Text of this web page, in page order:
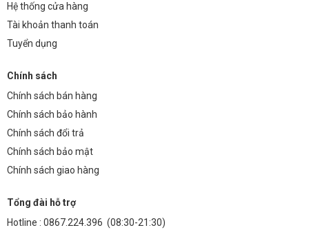
Hệ thống cửa hàng
Tài khoản thanh toán
Tuyển dụng
Chính sách
Chính sách bán hàng
Chính sách bảo hành
Chính sách đổi trả
Chính sách bảo mật
Chính sách giao hàng
Tổng đài hỗ trợ
Hotline : 0867.224.396 (08:30-21:30)